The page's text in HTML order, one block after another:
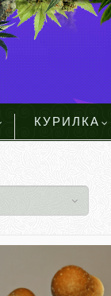
КУРИЛКА